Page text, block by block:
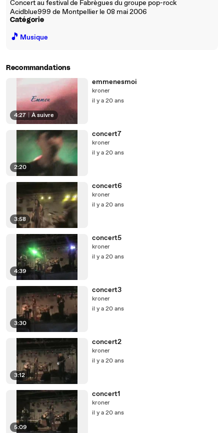
Concert au festival de Fabrègues du groupe pop-rock
Acidblue999 de Montpellier le 08 mai 2006
Catégorie
🎵 Musique
Recommandations
4:27 | À suivre
emmenesmoi
kroner
il y a 20 ans
2:20
concert7
kroner
il y a 20 ans
3:58
concert6
kroner
il y a 20 ans
4:39
concert5
kroner
il y a 20 ans
3:30
concert3
kroner
il y a 20 ans
3:12
concert2
kroner
il y a 20 ans
5:09
concert1
kroner
il y a 20 ans